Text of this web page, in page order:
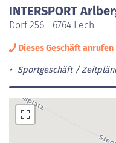
INTERSPORT
Dorf 256 - 6764 Lech
Dieses Geschäft anrufen
Sportgeschäft